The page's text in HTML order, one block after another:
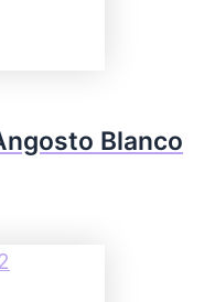
Blanco